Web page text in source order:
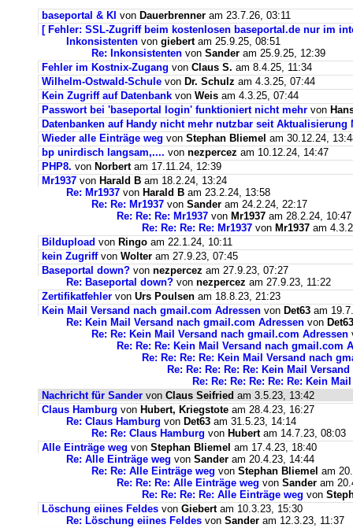
baseportal & KI von Dauerbrenner am 23.7.26, 03:11
[ Fehler: SSL-Zugriff beim kostenlosen baseportal.de nur im
Inkonsistenten von giebertam 25.9.25, 08:51
Re: Inkonsistenten von Sander am 25.9.25, 12:39
Fehler im Kostnix-Zugang von Claus S. am 8.4.25, 11:34
Wilhelm-Ostwald-Schule von Dr. Schulz am 4.3.25, 07:44
Kein Zugriff auf Datenbank von Weis am 4.3.25, 07:44
Passwort bei 'baseportal login' funktioniert nicht mehr von
Datenbanken auf Handy nicht mehr nutzbar seit Aktualisierung
Wieder alle Einträge weg von Stephan Bliemel am 30.12.24,
bp unirdisch langsam,.... von nezpercez am 10.12.24, 14:47
PHP8. von Norbertam 17.11.24, 12:39
Mr1937 von Harald B am 18.2.24, 13:24
Re: Mr1937 von Harald B am 23.2.24, 13:58
Re: Re: Mr1937 von Sander am 24.2.24, 22:17
Re: Re: Re: Mr1937 von Mr1937 am 28.2.24, 10:47
Re: Re: Re: Re: Mr1937 von Mr1937 am
Bildupload von Ringo am 22.1.24, 10:11
kein Zugriffvon Wolter am 27.9.23, 07:45
Baseportal down? von nezpercez am 27.9.23, 07:27
Re: Baseportal down? von nezpercez am 27.9.23, 11:22
Zertifikatfehler von Urs Poulsen am 18.8.23, 21:23
Kein Mail Versand nach gmail.com Adressen von Det63 am
Re: Kein Mail Versand nach gmail.com Adressen von Det63
Re: Re: Kein Mail Versand nach gmail.com Adressen
Re: Re: Re: Kein Mail Versand nach gmail.com
Re: Re: Re: Re: Kein Mail Versand nach
Re: Re: Re: Re: Re: Kein Mail
Re: Re: Re: Re: Re: Re: Kein
Nachricht für Sander von Claus Seifried am 3.5.23, 13:42
Claus Hamburg von Hubert, Kriegstote am 28.4.23, 16:27
Re: Claus Hamburg von Det63 am 31.5.23, 14:14
Re: Re: Claus Hamburg von Hubertam 14.7.23, 08:03
Alle Einträge weg von Stephan Bliemel am 17.4.23, 18:40
Re: Alle Einträge weg von Sander am 20.4.23, 14:44
Re: Re: Alle Einträge weg von Stephan Bliemel am
Re: Re: Re: Alle Einträge weg von Sander am
Re: Re: Re: Re: Alle Einträge weg von
Löschung eiines Feldes von Giebertam 10.3.23, 15:30
Re: Löschung eiines Feldes von Sander am 12.3.23, 11:37